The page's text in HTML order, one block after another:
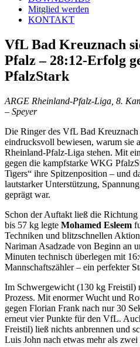
Mitglied werden
KONTAKT
VfL Bad Kreuznach
Pfalz – 28:12-Erfolg
PfalzStark
ARGE Rheinland-Pfalz-Liga, 8.
– Speyer
Die Ringer des VfL Bad Kreuznach
eindrucksvoll bewiesen, warum sie
Rheinland-Pfalz-Liga stehen. Mit
gegen die kampfstarke WKG
Tigers“ ihre Spitzenposition – und
lautstarker Unterstützung,
geprägt war.
Schon der Auftakt ließ die
bis 57 kg legte Mohamed Esleem
Techniken und blitzschnellen
Nariman Asadzade von Beginn an
Minuten technisch überlegen mit
Mannschaftszähler – ein perfekter
Im Schwergewicht (130 kg Freistil)
Prozess. Mit enormer Wucht und
gegen Florian Frank nach nur 30
erneut vier Punkte für den VfL.
Freistil) ließ nichts anbrennen und
Luis John nach etwas mehr als